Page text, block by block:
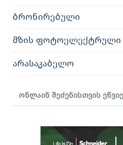
ბრონირებული
მზის ფოტოელექტრული
არასაკაბელო
ონლაინ შეძენისთვის ეწვიე